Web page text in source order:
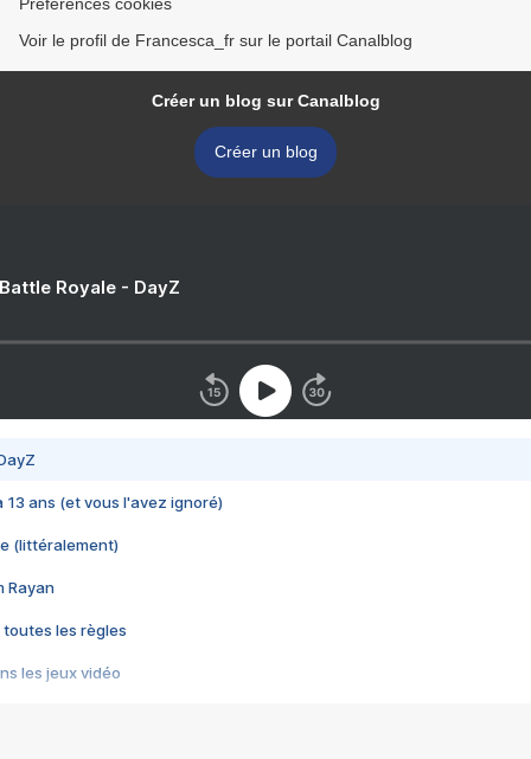
Voir le profil de Francesca_fr sur le portail Canalblog
Créer un blog sur Canalblog
Créer un blog
Royale - DayZ
13 ans (et vous l'avez ignoré)
(littéralement)
Rayan
toutes les règles
les jeux vidéo